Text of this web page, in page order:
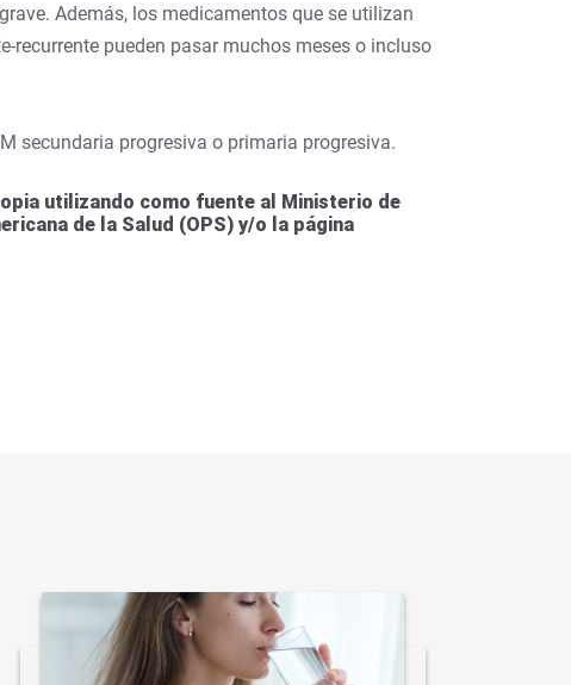
Además, los medicamentos que se utilizan
recurrente pueden pasar muchos meses o incluso
secundaria progresiva o primaria progresiva.
utilizando como fuente al Ministerio de
de la Salud (OPS) y/o la página